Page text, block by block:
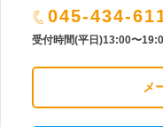
045-434-
受付時間(平日)13:00〜
メ